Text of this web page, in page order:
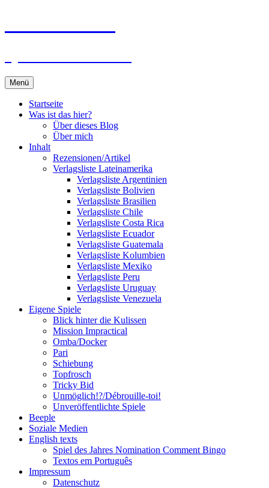
Menü
Startseite
Was ist das hier?
Über dieses Blog
Über mich
Inhalt
Rezensionen/Artikel
Verlagsliste Lateinamerika
Verlagsliste Argentinien
Verlagsliste Bolivien
Verlagsliste Brasilien
Verlagsliste Chile
Verlagsliste Costa Rica
Verlagsliste Ecuador
Verlagsliste Guatemala
Verlagsliste Kolumbien
Verlagsliste Mexiko
Verlagsliste Peru
Verlagsliste Uruguay
Verlagsliste Venezuela
Eigene Spiele
Blick hinter die Kulissen
Mission Impractical
Omba/Docker
Pari
Schiebung
Topfrosch
Tricky Bid
Unmöglich!?/Débrouille-toi!
Unveröffentlichte Spiele
Beeple
Soziale Medien
English texts
Spiel des Jahres Nomination Comment Bingo
Textos em Português
Impressum
Datenschutz